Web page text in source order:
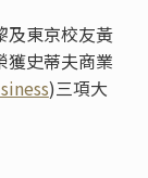
及東京校友黃
獲史蒂夫商業
)三項大